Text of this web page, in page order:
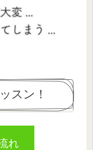
スン！
れ